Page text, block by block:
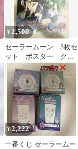
¥ 2,500
セーラームーン 3枚セ
ット ポスター クリ
スタル 42cm×30cm A3
サイズ
¥2,222
一番くじ セーラームー